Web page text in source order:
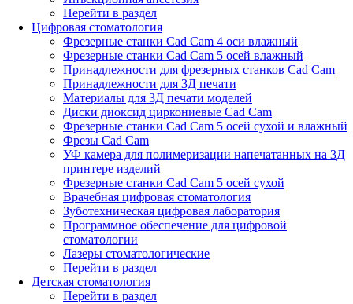
Перейти в раздел
Цифровая стоматология
Фрезерные станки Cad Cam 4 оси влажный
Фрезерные станки Cad Cam 5 осей влажный
Принадлежности для фрезерных станков Cad Cam
Принадлежности для 3Д печати
Материалы для 3Д печати моделей
Диски диоксид циркониевые Cad Cam
Фрезерные станки Cad Cam 5 осей сухой и влажный
Фрезы Cad Cam
УФ камера для полимеризации напечатанных на 3Д
принтере изделий
Фрезерные станки Cad Cam 5 осей сухой
Врачебная цифровая стоматология
Зуботехническая цифровая лаборатория
Программное обеспечение для цифровой
стоматологии
Лазеры стоматологические
Перейти в раздел
Детская стоматология
Перейти в раздел